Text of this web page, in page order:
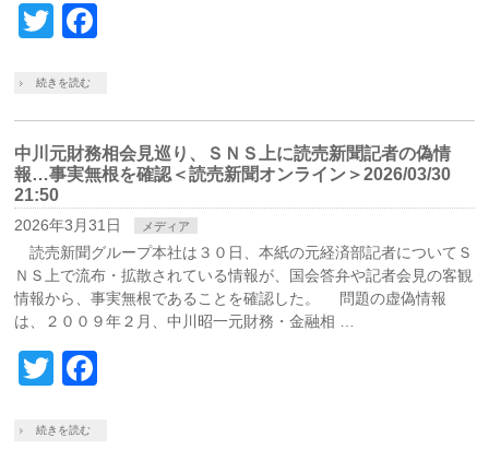
Twitter
続きを読む
中川元財務相会見巡り、ＳＮＳ上に読売新聞記者の偽情
報…事実無根を確認＜読売新聞オンライン＞2026/03/30
21:50
2026年3月31日 メディア
読売新聞グループ本社は３０日、本紙の元経済部記者についてＳ
ＮＳ上で流布・拡散されている情報が、国会答弁や記者会見の客観
情報から、事実無根であることを確認した。 問題の虚偽情報
は、２００９年２月、中川昭一元財務・金融相 …
Twitter
続きを読む